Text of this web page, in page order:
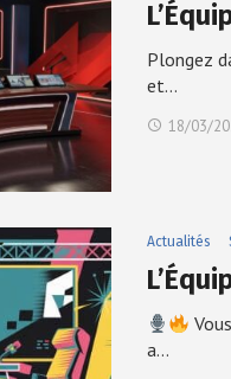
Plongez
et…
18/03/
Actualités
a…